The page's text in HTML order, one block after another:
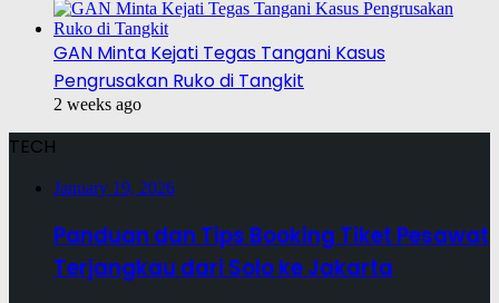
GAN Minta Kejati Tegas Tangani Kasus
Pengrusakan Ruko di Tangkit
2 weeks ago
TECH
January 19, 2026
Panduan dan Tips Booking Tiket Pesawat
Terjangkau dari Solo ke Jakarta